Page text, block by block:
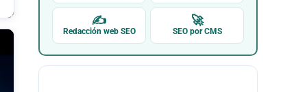
✍
Redacción web SEO
🚀
SEO por CMS